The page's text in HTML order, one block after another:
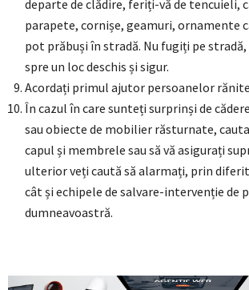
departe de clădire, feriți-vă de tencuieli,
parapete, cornișe, geamuri, ornamente
pot prăbuși în stradă. Nu fugiți pe
spre un loc deschis și sigur.
Acordați primul ajutor persoanelor
În cazul în care sunteți surprinși de
sau obiecte de mobilier răsturnate,
capul și membrele sau să vă asigurați
ulterior veți caută să alarmați, prin
cât și echipele de salvare-intervenție de
dumneavoastră.